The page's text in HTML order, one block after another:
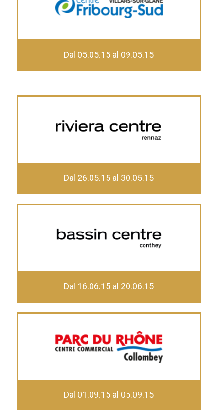
Dal 05.05.15 al 09.05.15
Dal 26.05.15 al 30.05.15
Dal 16.06.15 al 20.06.15
Dal 01.09.15 al 05.09.15